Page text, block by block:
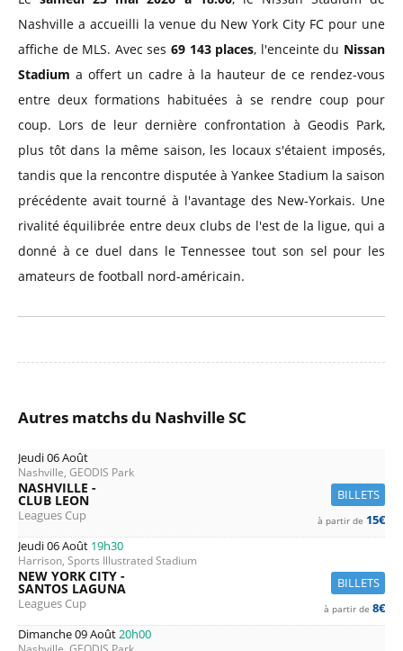
Nashville a accueilli la venue du New York City FC pour une
affiche de MLS. Avec ses 69 143 places, l'enceinte du Nissan
Stadium a offert un cadre à la hauteur de ce rendez-vous
entre deux formations habituées à se rendre coup pour
coup. Lors de leur dernière confrontation à Geodis Park,
plus tôt dans la même saison, les locaux s'étaient imposés,
tandis que la rencontre disputée à Yankee Stadium la saison
précédente avait tourné à l'avantage des New-Yorkais. Une
rivalité équilibrée entre deux clubs de l'est de la ligue, qui a
donné à ce duel dans le Tennessee tout son sel pour les
amateurs de football nord-américain.
Autres matchs du Nashville SC
Jeudi 06 Août
Nashville, GEODIS Park
BILLETS
NASHVILLE -
CLUB LEON
Leagues Cup à partir de 15€
Jeudi 06 Août 19h30
Harrison, Sports Illustrated Stadium
BILLETS
NEW YORK CITY -
SANTOS LAGUNA
Leagues Cup à partir de 8€
Dimanche 09 Août20h00